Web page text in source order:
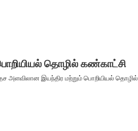
தொழில் கண்காட்சி
அளவிலான இயந்திர மற்றும் பொறியியல் தொழில்